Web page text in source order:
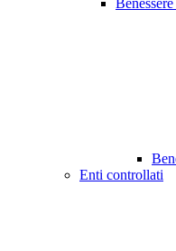
Enti controllati